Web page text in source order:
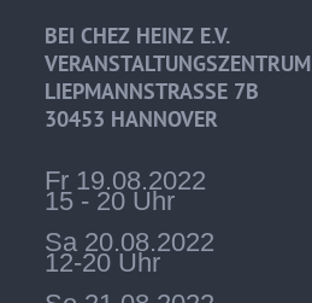
BEI CHEZ HEINZ E.V.
VERANSTALTUNGSZENTRUM
LIEPMANNSTRASSE 7B
30453 HANNOVER
Fr 19.08.2022
15 - 20 Uhr
Sa 20.08.2022
12-20 Uhr